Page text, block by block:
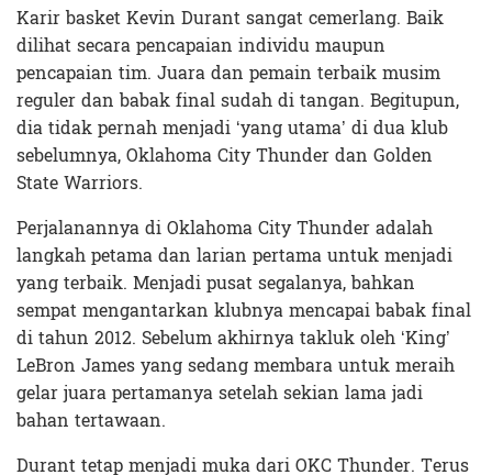
Karir basket Kevin Durant sangat cemerlang. Baik
dilihat secara pencapaian individu maupun
pencapaian tim. Juara dan pemain terbaik musim
reguler dan babak final sudah di tangan. Begitupun,
dia tidak pernah menjadi ‘yang utama’ di dua klub
sebelumnya, Oklahoma City Thunder dan Golden
State Warriors.
Perjalanannya di Oklahoma City Thunder adalah
langkah petama dan larian pertama untuk menjadi
yang terbaik. Menjadi pusat segalanya, bahkan
sempat mengantarkan klubnya mencapai babak final
di tahun 2012. Sebelum akhirnya takluk oleh ‘King’
LeBron James yang sedang membara untuk meraih
gelar juara pertamanya setelah sekian lama jadi
bahan tertawaan.
Durant tetap menjadi muka dari OKC Thunder. Terus